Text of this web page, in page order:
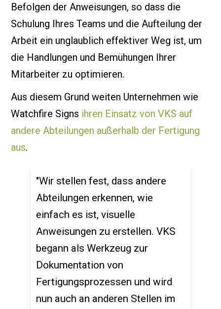
Befolgen der Anweisungen, so dass die
Schulung Ihres Teams und die Aufteilung der
Arbeit ein unglaublich effektiver Weg ist, um
die Handlungen und Bemühungen Ihrer
Mitarbeiter zu optimieren.
Aus diesem Grund weiten Unternehmen wie
Watchfire Signs ihren Einsatz von VKS auf
andere Abteilungen außerhalb der Fertigung
aus.
"Wir stellen fest, dass andere
Abteilungen erkennen, wie
einfach es ist, visuelle
Anweisungen zu erstellen. VKS
begann als Werkzeug zur
Dokumentation von
Fertigungsprozessen und wird
nun auch an anderen Stellen im